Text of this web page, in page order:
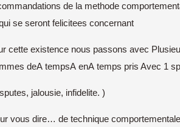
de la methode
se seront felicitees concernant
cette existence nous passons avec
deA tempsA enA temps pris Avec 1
jalousie, infidelite. )
vous dire… de technique